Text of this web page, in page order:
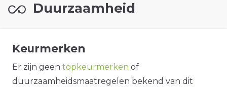
Duurzaamheid
Keurmerken
Er zijn geen topkeurmerken of
duurzaamheidsmaatregelen bekend van dit